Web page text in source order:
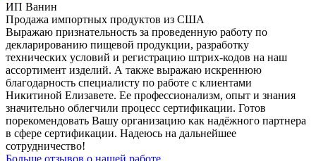
ИП Ванин
Продажа импортных продуктов из США
Выражаю признательность за проведенную работу по
декларированию пищевой продукции, разработку
технических условий и регистрацию штрих-кодов на наш
ассортимент изделий. А также выражаю искреннюю
благодарность специалисту по работе с клиентами
Никитиной Елизавете. Ее профессионализм, опыт и знания
значительно облегчили процесс сертификации. Готов
порекомендовать Вашу организацию как надёжного партнера
в сфере сертификации. Надеюсь на дальнейшее
сотрудничество!